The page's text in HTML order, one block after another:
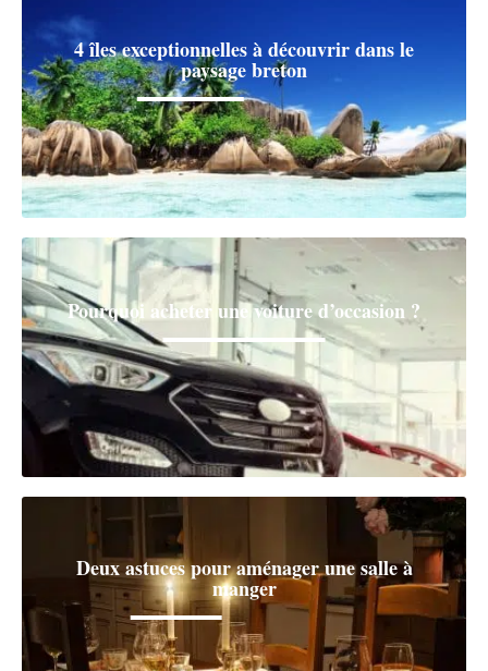
4 îles exceptionnelles à découvrir dans le
paysage breton
Pourquoi acheter une voiture d’occasion ?
Deux astuces pour aménager une salle à
manger